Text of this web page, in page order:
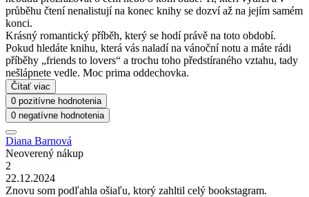
průběhu čtení nenalistují na konec knihy se dozví až na jejím samém
konci.
Krásný romantický příběh, který se hodí právě na toto období.
Pokud hledáte knihu, která vás naladí na vánoční notu a máte rádi
příběhy „friends to lovers“ a trochu toho předstíraného vztahu, tady
nešlápnete vedle. Moc prima oddechovka.
Čítať viac
0 pozitívne hodnotenia
0 negatívne hodnotenia
Diana Barnová
Neoverený nákup
2
22.12.2024
Znovu som podľahla ošiaľu, ktorý zahltil celý bookstagram.